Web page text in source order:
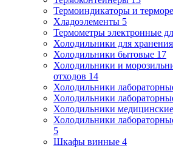
Термоиндикаторы и
Хладоэлементы 5
Термометры электронные
Холодильники для
Холодильники бытовые 17
Холодильники и
отходов 14
Холодильники
Холодильники
Холодильники медицинские
Холодильники
5
Шкафы винные 4